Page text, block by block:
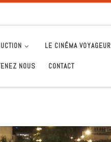
LE CINÉMA VOYAGEUR
NOUS CONTACT